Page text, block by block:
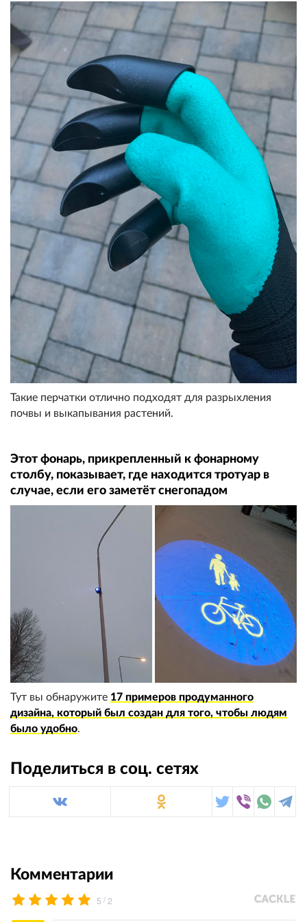
Такие перчатки отлично подходят для разрыхления
почвы и выкапывания растений.
Этот фонарь, прикрепленный к фонарному
столбу, показывает, где находится тротуар в
случае, если его заметёт снегопадом
Тут вы обнаружите 17 примеров продуманного
дизайна, который был создан для того, чтобы людям
было удобно.
Поделиться в соц. сетях
Комментарии
5 /2